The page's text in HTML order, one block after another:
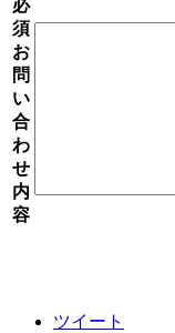
必
須
お
問
い
合
わ
せ
内
容
ツイート